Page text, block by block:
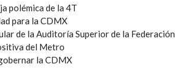
polémica de la 4T
para la CDMX
de la Auditoría Superior de la Federación
del Metro
la CDMX